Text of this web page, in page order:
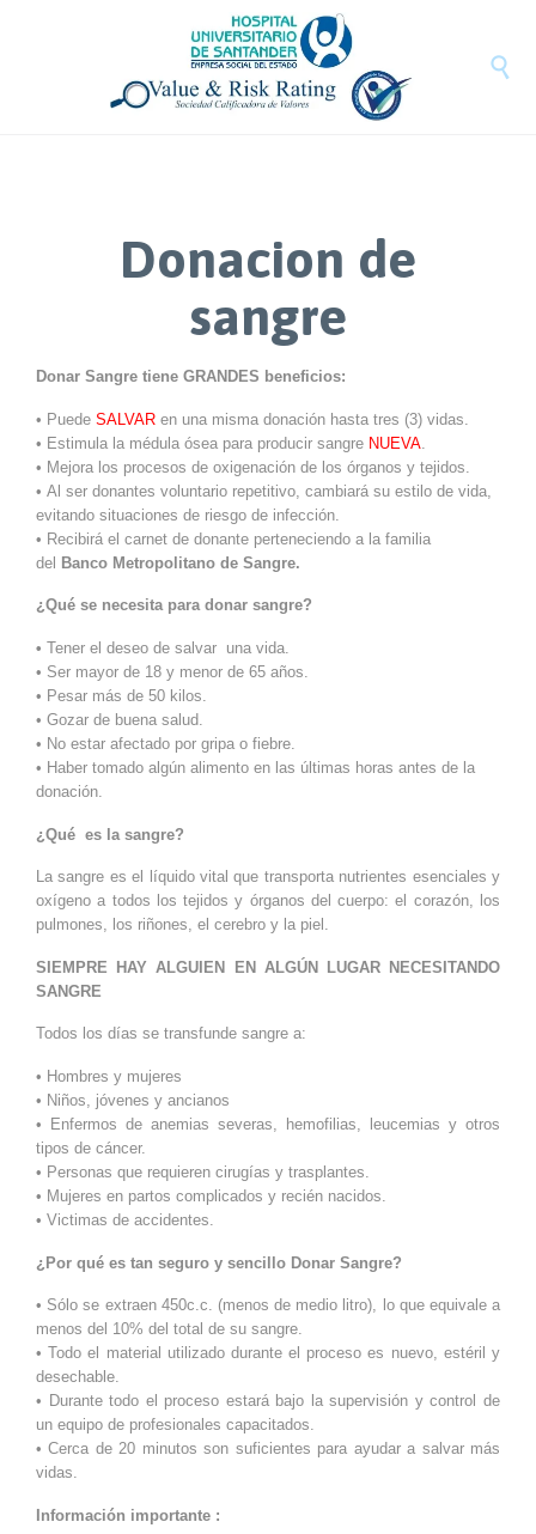

Donacion de
sangre
Donar Sangre tiene GRANDES beneficios:
• Puede SALVAR en una misma donación hasta tres (3) vidas.
• Estimula la médula ósea para producir sangre NUEVA
• Mejora los procesos de oxigenación de los órganos y tejidos.
• Al ser donantes voluntario repetitivo, cambiará su estilo de vida,
evitando situaciones de riesgo de infección.
• Recibirá el carnet de donante perteneciendo a la familia
del Banco Metropolitano de Sangre.
¿Qué se necesita para donar sangre?
• Tener el deseo de salvar una vida.
• Ser mayor de 18 y menor de 65 años.
• Pesar más de 50 kilos.
• Gozar de buena salud.
• No estar afectado por gripa o fiebre.
• Haber tomado algún alimento en las últimas horas antes de la
donación.
¿Qué es la sangre?
La sangre es el líquido vital que transporta nutrientes esenciales y
oxígeno a todos los tejidos y órganos del cuerpo: el corazón, los
pulmones, los riñones, el cerebro y la piel.
SIEMPRE HAY ALGUIEN EN ALGÚN LUGAR NECESITANDO
SANGRE
Todos los días se transfunde sangre a:
• Hombres y mujeres
• Niños, jóvenes y ancianos
• Enfermos de anemias severas, hemofilias, leucemias y otros
tipos de cáncer.
• Personas que requieren cirugías y trasplantes.
• Mujeres en partos complicados y recién nacidos.
• Victimas de accidentes.
¿Por qué es tan seguro y sencillo Donar Sangre?
• Sólo se extraen 450c.c. (menos de medio litro), lo que equivale a
menos del 10% del total de su sangre.
• Todo el material utilizado durante el proceso es nuevo, estéril y
desechable.
• Durante todo el proceso estará bajo la supervisión y control de
un equipo de profesionales capacitados.
• Cerca de 20 minutos son suficientes para ayudar a salvar más
vidas.
Información importante :